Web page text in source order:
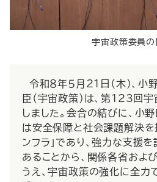
宇宙政策委員の
令和８年５月21日（木）、
臣（宇宙政策）は、第123回
しました。会合の結びに、小
は安全保障と社会課題解決を
ンフラ」であり、強力な支援
あることから、関係各省およ
うえ、宇宙政策の強化に全力